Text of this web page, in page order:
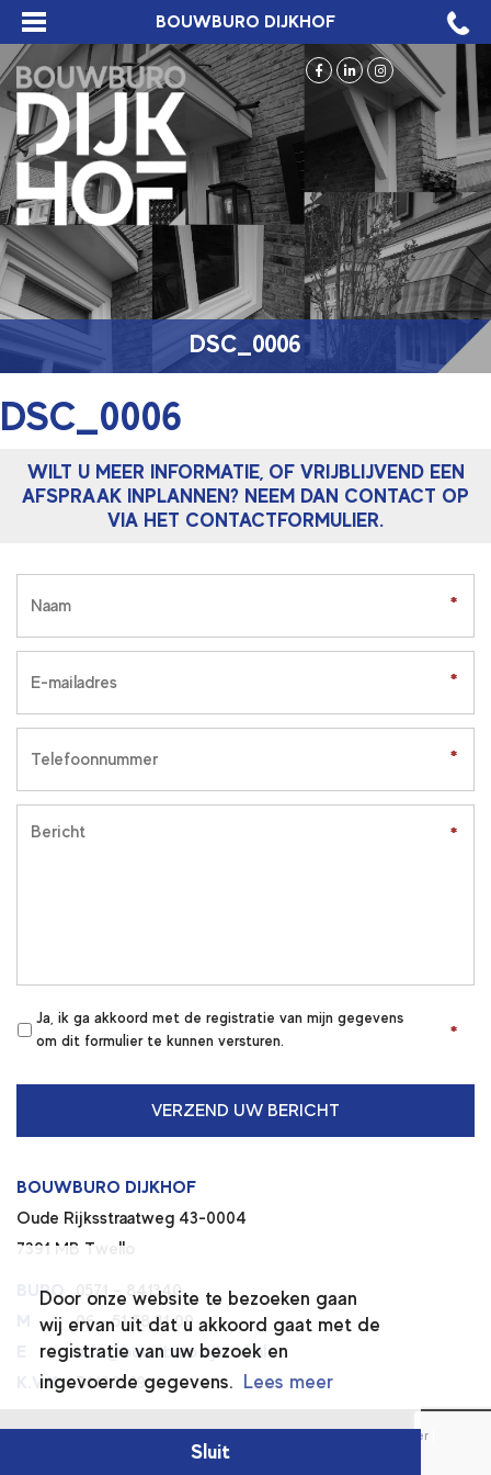
Door onze website te bezoeken gaan
wij ervan uit dat u akkoord gaat met de
registratie van uw bezoek en
ingevoerde gegevens. Lees meer
Sluit
BOUWBURO DIJKHOF
DSC_0006
DSC_0006
WILT U MEER INFORMATIE, OF VRIJBLIJVEND EEN
AFSPRAAK INPLANNEN? NEEM DAN CONTACT OP
VIA HET CONTACTFORMULIER.
*
*
*
*
*
*
*
*
*
*
Ja, ik ga akkoord met de registratie van mijn gegevens
om dit formulier te kunnen versturen.
BOUWBURO DIJKHOF
Oude Rijksstraatweg 43-0004
7391 MB Twello
BURO 0571 – 841340
06 – 51 58 31 09
info@bouwburodijkhof.nl
K.V.K. 74196669
Disclaimer